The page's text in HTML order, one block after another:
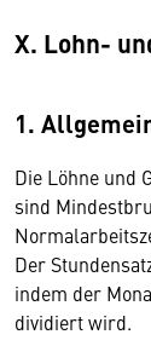
X. Lohn-
1.
Die Löhne und
sind
Der
indem der
dividiert wird.